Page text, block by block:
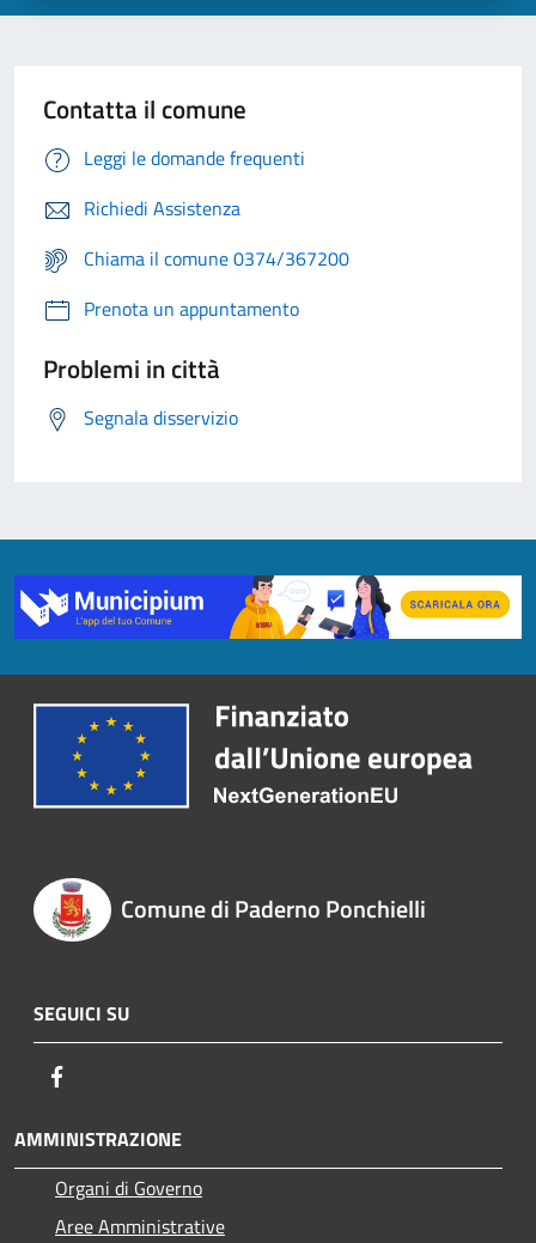
Contatta il comune
Leggi le domande frequenti
Richiedi Assistenza
Chiama il comune 0374/367200
Prenota un appuntamento
Problemi in città
Segnala disservizio
Comune di Paderno Ponchielli
SEGUICI SU
AMMINISTRAZIONE
Organi di Governo
Aree Amministrative